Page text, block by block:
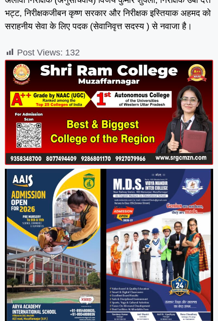
भट्ट, निरीक्षकजीबन कृष्ण सरकार और निरीक्षक इस्तियाक अहमद को
सराहनीय सेवा के लिए पदक (सेवानिवृत्त सदस्य ) से नवाजा है।
Post Views: 132